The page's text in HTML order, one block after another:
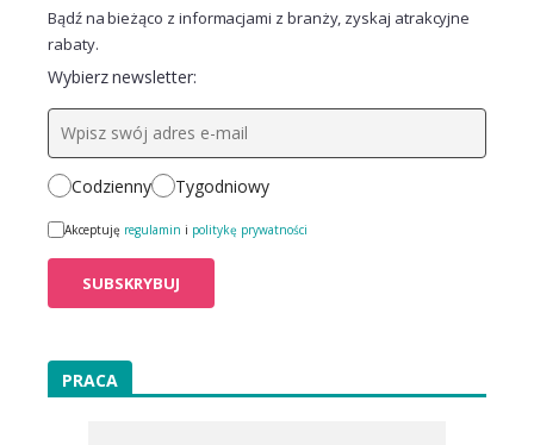
Bądź na bieżąco z informacjami z branży, zyskaj atrakcyjne
rabaty.
Wybierz newsletter:
Codzienny Tygodniowy
Akceptuję regulamin i politykę prywatności
PRACA